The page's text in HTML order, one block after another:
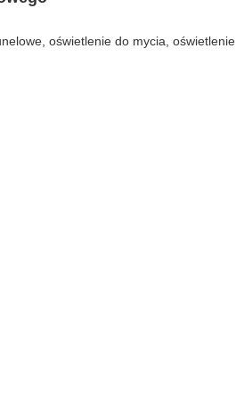
oświetlenie do mycia, oświetlenie